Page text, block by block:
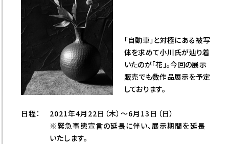
「自動車」と対極にある被写
体を求めて小川氏が辿り着
いたのが「花」。今回の展示
販売でも数作品展示を予定
しております。
日程：
2021年4月22日（木）～6月13日（日）
※緊急事態宣言の延長に伴い、展示期間を延長
いたします。